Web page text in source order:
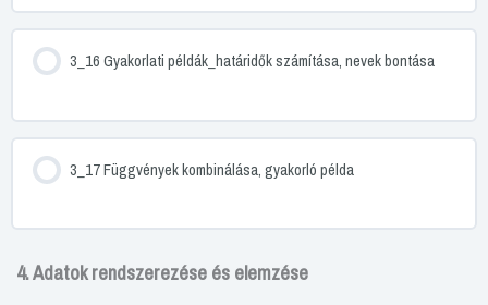
3_16 Gyakorlati példák_határidők számítása, nevek bontása
3_17 Függvények kombinálása, gyakorló példa
4. Adatok rendszerezése és elemzése